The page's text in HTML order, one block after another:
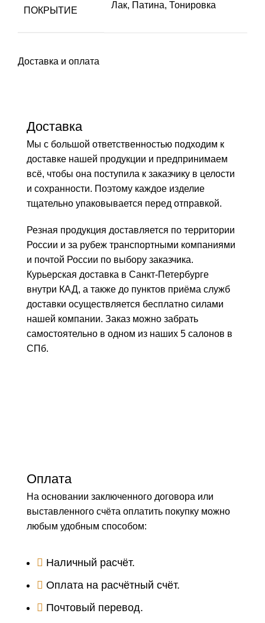
ПОКРЫТИЕ
Лак, Патина, Тонировка
Доставка и оплата
Доставка
Мы с большой ответственностью подходим к
доставке нашей продукции и предпринимаем
всё, чтобы она поступила к заказчику в целости
и сохранности. Поэтому каждое изделие
тщательно упаковывается перед отправкой.
Резная продукция доставляется по территории
России и за рубеж транспортными компаниями
и почтой России по выбору заказчика.
Курьерская доставка в Санкт-Петербурге
внутри КАД, а также до пунктов приёма служб
доставки осуществляется бесплатно силами
нашей компании. Заказ можно забрать
самостоятельно в одном из наших 5 салонов в
СПб.
Оплата
На основании заключенного договора или
выставленного счёта оплатить покупку можно
любым удобным способом:
Наличный расчёт.
Оплата на расчётный счёт.
Почтовый перевод.